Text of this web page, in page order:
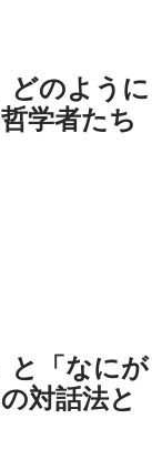
のように
学者たち
「なにが
対話法と